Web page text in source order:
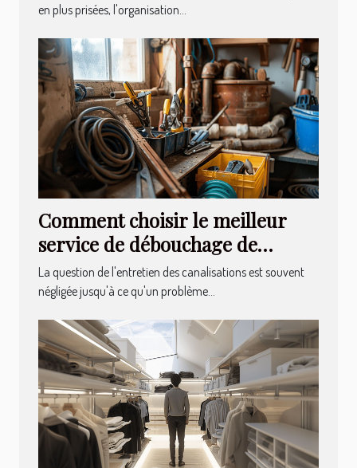
en plus prisées, l'organisation...
Comment choisir le meilleur
service de débouchage de
canalisations
La question de l'entretien des canalisations est souvent
négligée jusqu'à ce qu'un problème...